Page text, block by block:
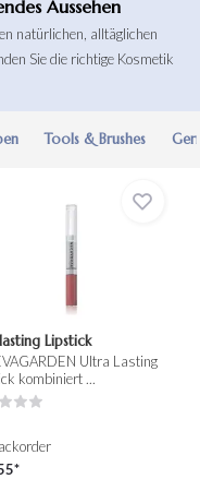
Aussehen
natürlichen, alltäglichen
Sie die richtige Kosmetik
Tools & Brushes
Lipstick
Ultra Lasting
kombiniert ...